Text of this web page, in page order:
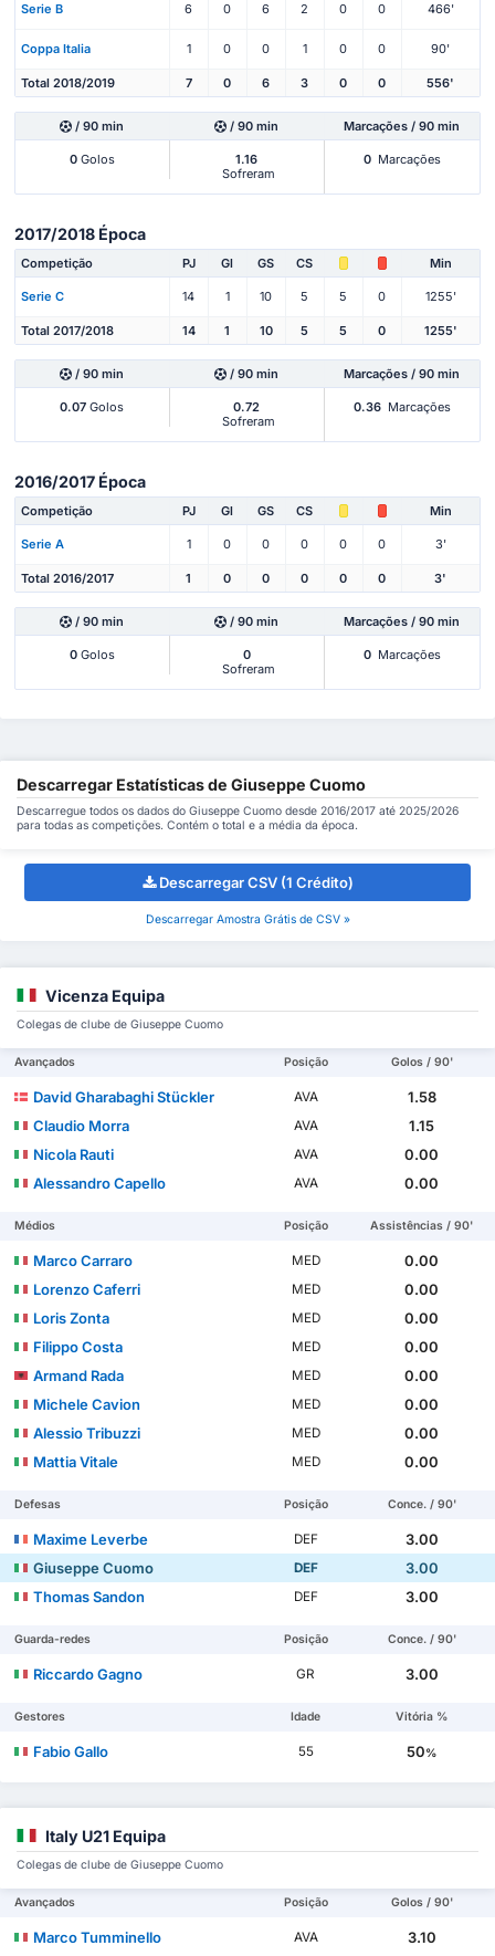
Serie B 6 0 6 2 0 0 466'
Coppa Italia 1 0 0 1 0 0 90'
Total 2018/2019 7 0 6 3 0 0 556'
/ 90 min / 90 min Marcações / 90 min
0Golos
1.16
Sofreram
0 Marcações
2017/2018 Época
Competição PJ Gl GS CS Min
Serie C 14 1 10 5 5 0 1255'
Total 2017/2018 14 1 10 5 5 0 1255'
/ 90 min / 90 min Marcações / 90 min
0.07 Golos
0.72
Sofreram
0.36 Marcações
2016/2017 Época
Competição PJ Gl GS CS Min
Serie A 1 0 0 0 0 0 3'
Total 2016/2017 1 0 0 0 0 0 3'
/ 90 min / 90 min Marcações / 90 min
0Golos
0
Sofreram
0 Marcações
Descarregar Estatísticas de Giuseppe Cuomo
Descarregue todos os dados do Giuseppe Cuomo desde 2016/2017 até 2025/2026
para todas as competições. Contém o total e a média da época.
Descarregar CSV (1 Crédito)
Descarregar Amostra Grátis de CSV »
Vicenza Equipa
Colegas de clube de Giuseppe Cuomo
Avançados Posição Golos / 90'
David Gharabaghi Stückler AVA
1.58
Claudio Morra
AVA
1.15
Nicola Rauti
AVA
0.00
Alessandro Capello
AVA 0.00
Médios Posição Assistências / 90'
Marco Carraro MED
0.00
Lorenzo Caferri
MED
0.00
Loris Zonta
MED
0.00
Filippo Costa
MED
0.00
Armand Rada
MED
0.00
Michele Cavion
MED
0.00
Alessio Tribuzzi
MED
0.00
Mattia Vitale
MED 0.00
Defesas Posição Conce. / 90'
Maxime Leverbe DEF
3.00
Giuseppe Cuomo
DEF
3.00
Thomas Sandon
DEF 3.00
Guarda-redes Posição Conce. / 90'
Riccardo Gagno GR 3.00
Gestores Idade Vitória %
Fabio Gallo 55 50%
Italy U21 Equipa
Colegas de clube de Giuseppe Cuomo
Avançados Posição Golos / 90'
Marco Tumminello AVA 3.10